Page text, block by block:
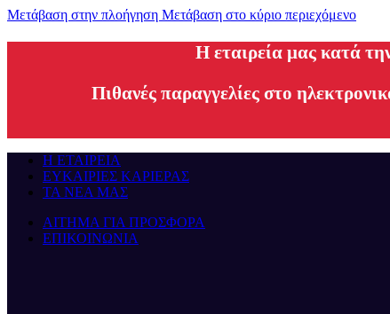
Μετάβαση στην πλοήγηση Μετάβαση στο κύριο περιεχόμενο
H εταιρεία μας κατά
Πιθανές παραγγελίες στο
Η ΕΤΑΙΡΕΙΑ
ΕΥΚΑΙΡΙΕΣ ΚΑΡΙΕΡΑΣ
ΤΑ ΝΕΑ ΜΑΣ
ΑΙΤΗΜΑ ΓΙΑ ΠΡΟΣΦΟΡΑ
ΕΠΙΚΟΙΝΩΝΙΑ